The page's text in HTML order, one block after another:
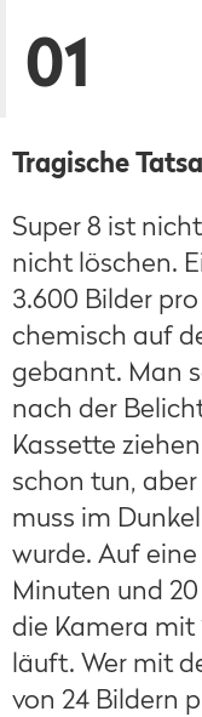
01
Tragische
Super 8 ist
nicht löschen.
3.600 Bilder
chemisch auf
gebannt. Man
nach der
Kassette
schon tun,
muss im
wurde. Auf
Minuten und
die Kamera mit
läuft. Wer mit
von 24 Bildern